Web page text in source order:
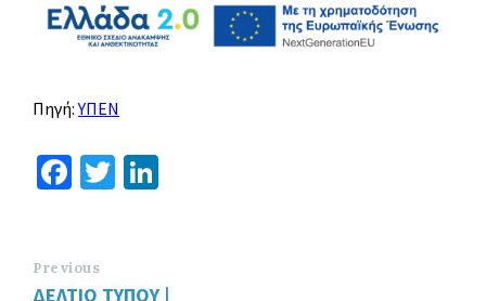
Πηγή:ΥΠΕΝ
Fa
o
T
dI
Previous
ΔΕΛΤΙΟ ΤΥΠΟΥ |